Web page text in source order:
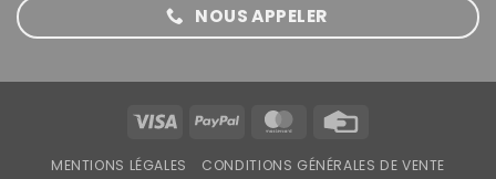
NOUS APPELER
Visa PayPal MasterCard
MENTIONS LÉGALES CONDITIONS GÉNÉRALES DE VENTE